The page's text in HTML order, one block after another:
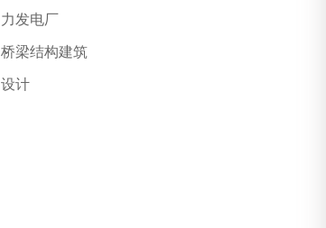
力发电厂
桥梁结构建筑
设计